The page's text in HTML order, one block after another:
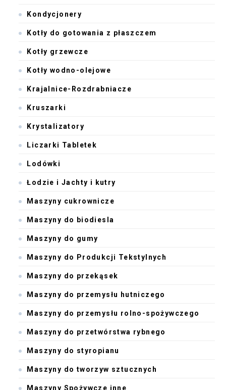
Kondycjonery
Kotły do gotowania z płaszczem
Kotły grzewcze
Kotły wodno-olejowe
Krajalnice-Rozdrabniacze
Kruszarki
Krystalizatory
Liczarki Tabletek
Lodówki
Łodzie i Jachty i kutry
Maszyny cukrownicze
Maszyny do biodiesla
Maszyny do gumy
Maszyny do Produkcji Tekstylnych
Maszyny do przekąsek
Maszyny do przemysłu hutniczego
Maszyny do przemysłu rolno-spożywczego
Maszyny do przetwórstwa rybnego
Maszyny do styropianu
Maszyny do tworzyw sztucznych
Maszyny Spożywcze inne